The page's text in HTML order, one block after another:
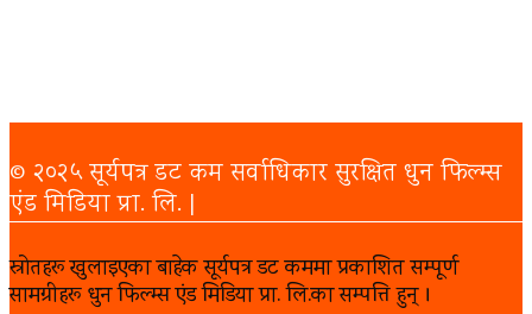
© २०२५ सूर्यपत्र डट कम सर्वाधिकार सुरक्षित धुन फिल्म्स
एंड मिडिया प्रा. लि. |
स्रोतहरू खुलाइएका बाहेक सूर्यपत्र डट कममा प्रकाशित सम्पूर्ण
सामग्रीहरू धुन फिल्म्स एंड मिडिया प्रा. लि.का सम्पत्ति हुन् ।